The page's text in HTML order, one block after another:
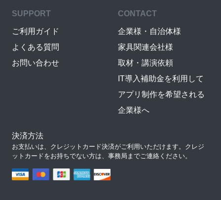
SUPPORT
ご利用ガイド
よくある質問
お問い合わせ
CONTACT
企業様・自治体様
家具関連会社様
取材・講演依頼
IT導入補助金を利用して
アプリ制作を希望される
企業様へ
決済方法
お支払いは、クレジットカード決済がご利用いただけます。クレジ
ットカードをお持ちでない方は、事務局までご連絡ください。